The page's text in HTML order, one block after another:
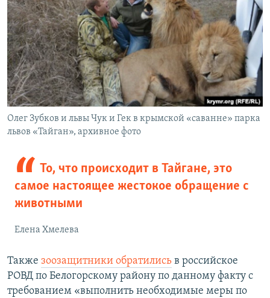
Олег Зубков и львы Чук и Гек в крымской «саванне» парка
львов «Тайган», архивное фото
То, что происходит в Тайгане, это
самое настоящее жестокое обращение с
животными
Елена Хмелева
Также зоозащитники обратились в российское
РОВД по Белогорскому району по данному факту с
требованием «выполнить необходимые меры по